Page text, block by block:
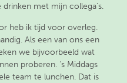
drinken met mijn collega’s.
heb ik tijd voor overleg.
Als een van ons een
we bijvoorbeeld wat
proberen. ‘s Middags
team te lunchen. Dat is